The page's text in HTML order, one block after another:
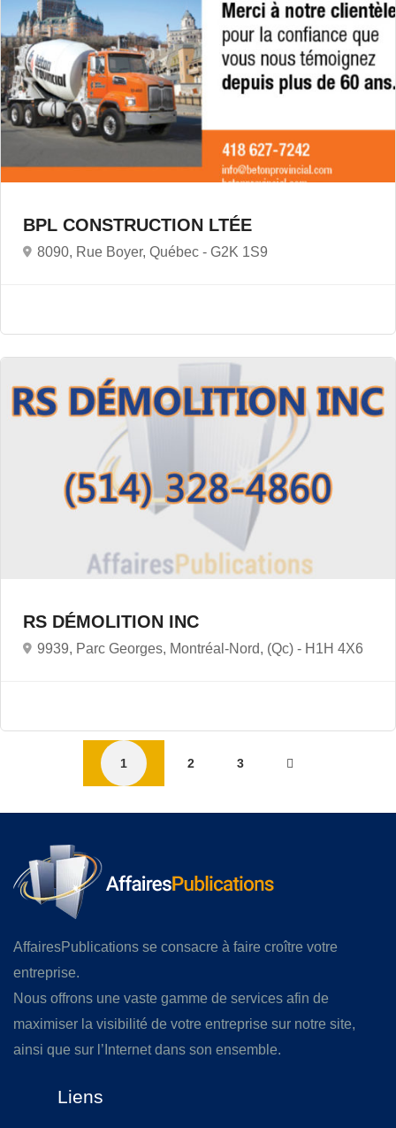
BPL CONSTRUCTION LTÉE
8090, Rue Boyer, Québec - G2K 1S9
RS DÉMOLITION INC
9939, Parc Georges, Montréal-Nord, (Qc) - H1H 4X6
1 2 3
AffairesPublications se consacre à faire croître votre
entreprise.
Nous offrons une vaste gamme de services afin de
maximiser la visibilité de votre entreprise sur notre site,
ainsi que sur l’Internet dans son ensemble.
Liens